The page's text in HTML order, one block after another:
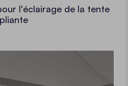
l'éclairage de la tente
pliante